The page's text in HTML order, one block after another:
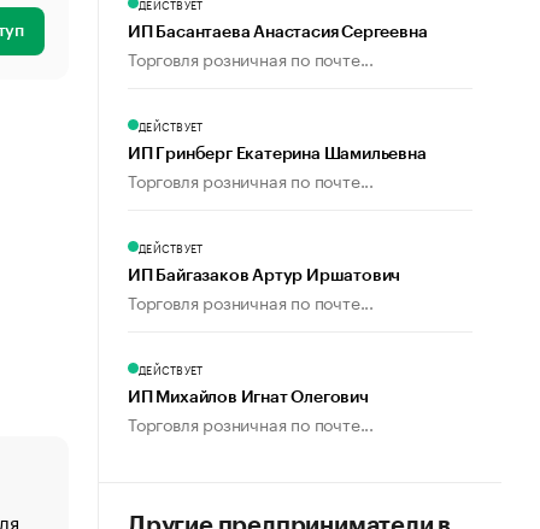
«От спорта тело стареет иначе». Как живет глава
ДЕЙСТВУЕТ
ИП Басантаева Анастасия Сергеевна
Торговля розничная по почте...
ДЕЙСТВУЕТ
ИП Гринберг Екатерина Шамильевна
Торговля розничная по почте...
ДЕЙСТВУЕТ
ИП Байгазаков Артур Иршатович
Торговля розничная по почте...
ДЕЙСТВУЕТ
ИП Михайлов Игнат Олегович
Торговля розничная по почте...